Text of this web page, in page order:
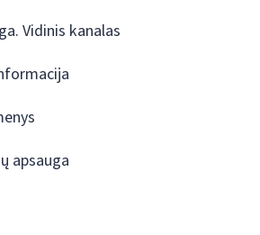
Vidinis kanalas
apsauga